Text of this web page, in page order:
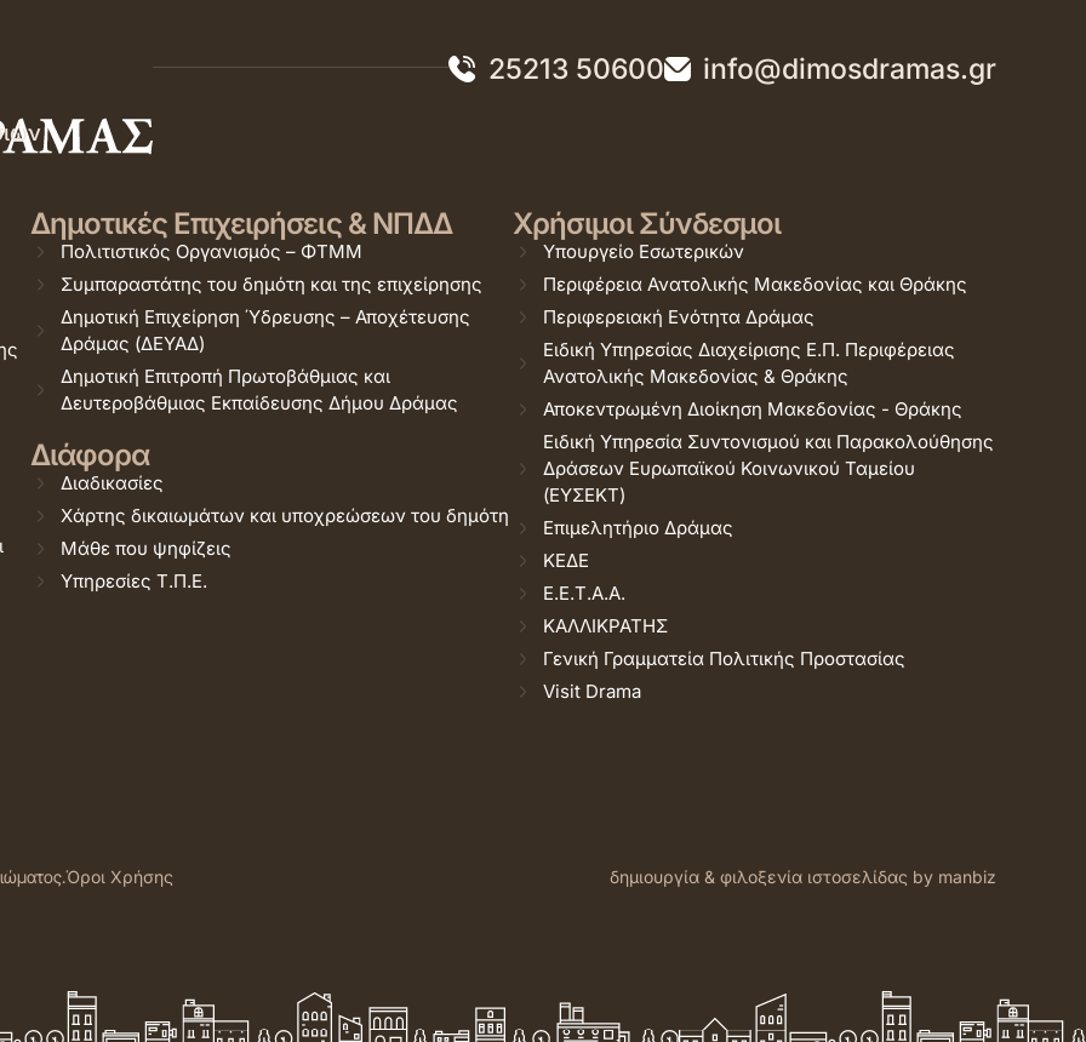
25213 50600 info@dimosdramas.gr
Δημοτικές Επιχειρήσεις & ΝΠΔΔ
Πολιτιστικός Οργανισμός – ΦΤΜΜ
Συμπαραστάτης του δημότη και της επιχείρησης
Δημοτική Επιχείρηση Ύδρευσης – Αποχέτευσης
Δράμας (ΔΕΥΑΔ)
Δημοτική Επιτροπή Πρωτοβάθμιας και
Δευτεροβάθμιας Εκπαίδευσης Δήμου Δράμας
Διάφορα
Διαδικασίες
Χάρτης δικαιωμάτων και υποχρεώσεων του δημότη
Μάθε που ψηφίζεις
Υπηρεσίες Τ.Π.Ε.
Χρήσιμοι Σύνδεσμοι
Υπουργείο Εσωτερικών
Περιφέρεια Ανατολικής Μακεδονίας και Θράκης
Περιφερειακή Ενότητα Δράμας
Ειδική Υπηρεσίας Διαχείρισης Ε.Π. Περιφέρειας
Ανατολικής Μακεδονίας & Θράκης
Αποκεντρωμένη Διοίκηση Μακεδονίας - Θράκης
Ειδική Υπηρεσία Συντονισμού και Παρακολούθησης
Δράσεων Ευρωπαϊκού Κοινωνικού Ταμείου
(ΕΥΣΕΚΤ)
Επιμελητήριο Δράμας
ΚΕΔΕ
Ε.Ε.Τ.Α.Α.
ΚΑΛΛΙΚΡΑΤΗΣ
Γενική Γραμματεία Πολιτικής Προστασίας
Visit Drama
Όροι Χρήσης δημιουργία & φιλοξενία ιστοσελίδας by manbiz